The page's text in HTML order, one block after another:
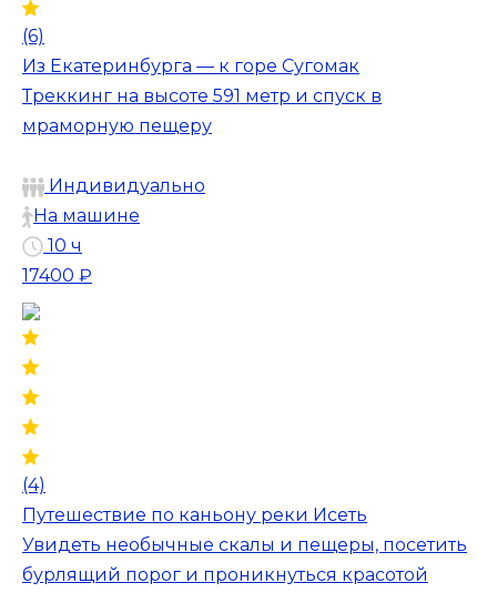
(6)
Из Екатеринбурга — к горе Сугомак
Треккинг на высоте 591 метр и спуск в
мраморную пещеру
Индивидуально
На машине
10 ч
17400 ₽
(4)
Путешествие по каньону реки Исеть
Увидеть необычные скалы и пещеры, посетить
бурлящий порог и проникнуться красотой